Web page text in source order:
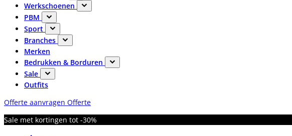
Werkschoenen
PBM
Sport
Branches
Merken
Bedrukken & Borduren
Sale
Outfits
Offerte aanvragen Offerte
Sale met kortingen tot -30%